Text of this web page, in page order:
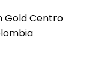
Gold Centro